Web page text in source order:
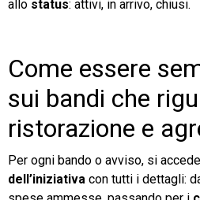
allo status: attivi, in arrivo, chiusi.
Come essere
sui bandi che
ristorazione e
Per ogni bando o avviso, si
dell’iniziativa con tutti i dettagli: